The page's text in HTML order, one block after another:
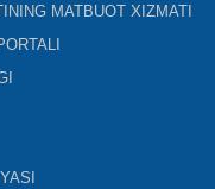
MATBUOT XIZMATI